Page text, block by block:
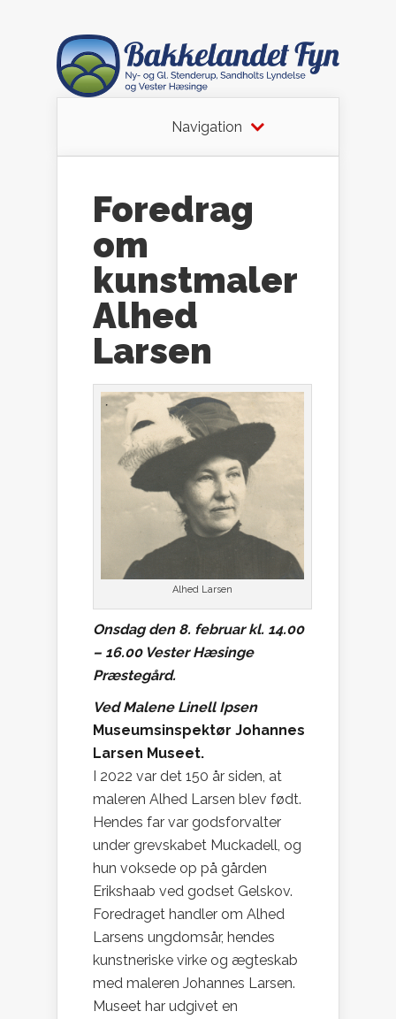
Navigation
Foredrag
om
kunstmaler
Alhed
Larsen
Alhed Larsen
Onsdag den 8. februar kl. 14.00
– 16.00 Vester Hæsinge
Præstegård.
Ved Malene Linell Ipsen
Museumsinspektør Johannes
Larsen Museet.
I 2022 var det 150 år siden, at
maleren Alhed Larsen blev født.
Hendes far var godsforvalter
under grevskabet Muckadell, og
hun voksede op på gården
Erikshaab ved godset Gelskov.
Foredraget handler om Alhed
Larsens ungdomsår, hendes
kunstneriske virke og ægteskab
med maleren Johannes Larsen.
Museet har udgivet en